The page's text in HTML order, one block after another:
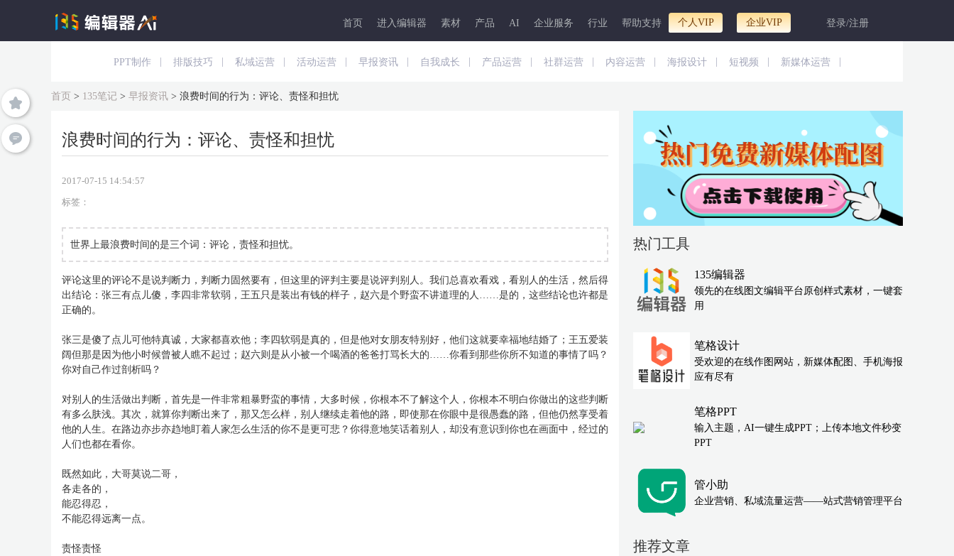
首页 进入编辑器 素材 产品 AI 企业服务 行业 帮助支持 个人VIP 企业VIP 登录/注册
PPT制作 排版技巧 私域运营 活动运营 早报资讯 自我成长 产品运营 社群运营 内容运营 海报设计 短视频 新媒体运营
首页 > 135笔记 > 早报资讯 > 浪费时间的行为：评论、责怪和担忧
浪费时间的行为：评论、责怪和担忧
2017-07-15 14:54:57
标签：
世界上最浪费时间的是三个词：评论，责怪和担忧。
评论这里的评论不是说判断力，判断力固然要有，但这里的评判主要是说评判别人。我们总喜欢看戏，看别人的生活，然后得
出结论：张三有点儿傻，李四非常软弱，王五只是装出有钱的样子，赵六是个野蛮不讲道理的人……是的，这些结论也许都是
正确的。
张三是傻了点儿可他特真诚，大家都喜欢他；李四软弱是真的，但是他对女朋友特别好，他们这就要幸福地结婚了；王五爱装
阔但那是因为他小时候曾被人瞧不起过；赵六则是从小被一个喝酒的爸爸打骂长大的……你看到那些你所不知道的事情了吗？
你对自己作过剖析吗？
对别人的生活做出判断，首先是一件非常粗暴野蛮的事情，大多时候，你根本不了解这个人，你根本不明白你做出的这些判断
有多么肤浅。其次，就算你判断出来了，那又怎么样，别人继续走着他的路，即使那在你眼中是很愚蠢的路，但他仍然享受着
他的人生。在路边亦步亦趋地盯着人家怎么生活的你不是更可悲？你得意地笑话着别人，却没有意识到你也在画面中，经过的
人们也都在看你。
既然如此，大哥莫说二哥，
各走各的，
能忍得忍，
不能忍得远离一点。
责怪责怪
热门工具
135编辑器
领先的在线图文编辑平台原创样式素材，一键套
用
笔格设计
受欢迎的在线作图网站，新媒体配图、手机海报
应有尽有
笔格PPT
输入主题，AI一键生成PPT；上传本地文件秒变
PPT
管小助
企业营销、私域流量运营——站式营销管理平台
推荐文章